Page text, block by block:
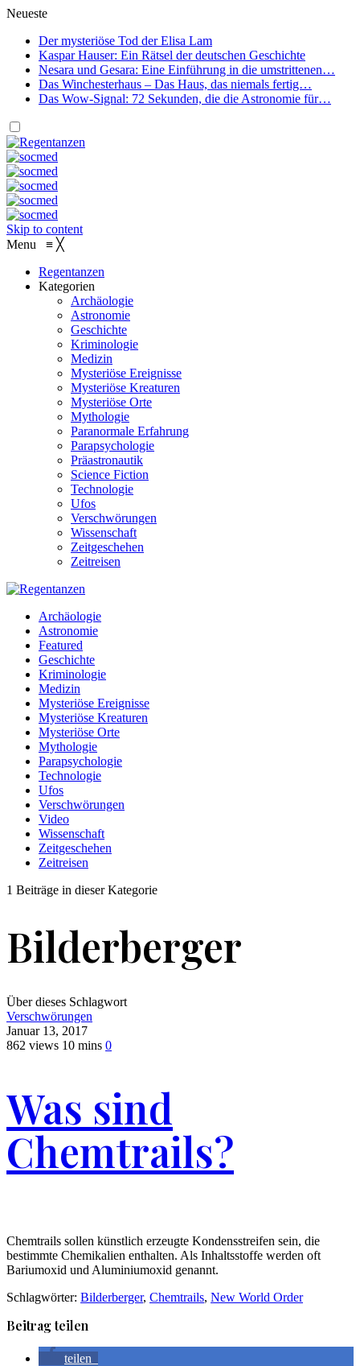
Neueste
Der mysteriöse Tod der Elisa Lam
Kaspar Hauser: Ein Rätsel der deutschen Geschichte
Nesara und Gesara: Eine Einführung in die umstrittenen…
Das Winchesterhaus – Das Haus, das niemals fertig…
Das Wow-Signal: 72 Sekunden, die die Astronomie für…
Skip to content
Menu ≡ ╳
Regentanzen
Kategorien
Archäologie
Astronomie
Geschichte
Kriminologie
Medizin
Mysteriöse Ereignisse
Mysteriöse Kreaturen
Mysteriöse Orte
Mythologie
Paranormale Erfahrung
Parapsychologie
Präastronautik
Science Fiction
Technologie
Ufos
Verschwörungen
Wissenschaft
Zeitgeschehen
Zeitreisen
Archäologie
Astronomie
Featured
Geschichte
Kriminologie
Medizin
Mysteriöse Ereignisse
Mysteriöse Kreaturen
Mysteriöse Orte
Mythologie
Parapsychologie
Technologie
Ufos
Verschwörungen
Video
Wissenschaft
Zeitgeschehen
Zeitreisen
1 Beiträge in dieser Kategorie
Bilderberger
Über dieses Schlagwort
Verschwörungen
Januar 13, 2017
862 views 10 mins 0
Was sind
Chemtrails?
Chemtrails sollen künstlich erzeugte Kondensstreifen sein, die
bestimmte Chemikalien enthalten. Als Inhaltsstoffe werden oft
Bariumoxid und Aluminiumoxid genannt.
Schlagwörter: Bilderberger, Chemtrails, New World Order
Beitrag teilen
teilen